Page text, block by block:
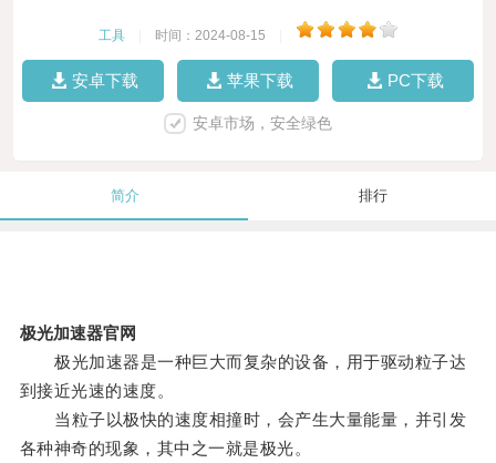
工具 时间：2024-08-15
安卓下载 苹果下载 PC下载
安卓市场，安全绿色
简介 排行
极光加速器官网
极光加速器是一种巨大而复杂的设备，用于驱动粒子达
到接近光速的速度。
当粒子以极快的速度相撞时，会产生大量能量，并引发
各种神奇的现象，其中之一就是极光。